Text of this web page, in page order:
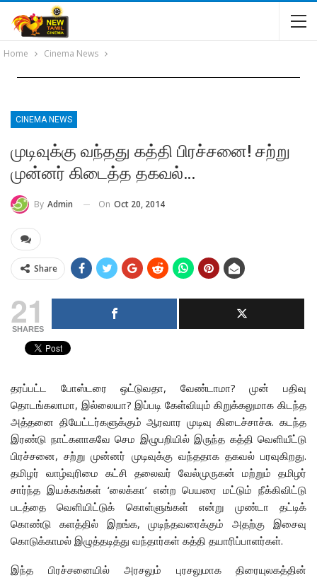
Home Cinema News
CINEMA NEWS
முடிவுக்கு வந்தது கத்தி பிரச்சனை! சற்று
முன்னர் கிடைத்த தகவல்…
By Admin On Oct 20, 2014
Share
21
SHARES
தரப்பட்ட போஸ்டரை ஒட்டுவதா, வேண்டாமா? முன் பதிவு
தொடங்கலாமா, இல்லையா? இப்படி கேள்வியும் கிறுக்கலுமாக கிடந்த
அத்தனை தியேட்டர்களுக்கும் ஆரவார முடிவு கிடைச்சாச்சு. கடந்த
இரண்டு நாட்களாகவே செம இழுபறியில் இருந்த கத்தி வெளியீட்டு
பிரச்சனை, சற்று முன்னர் முடிவுக்கு வந்ததாக தகவல் பரவுகிறது.
தமிழர் வாழ்வுரிமை கட்சி தலைவர் வேல்முருகன் மற்றும் தமிழர்
சார்ந்த இயக்கங்கள் ‘லைக்கா’ என்ற பெயரை மட்டும் நீக்கிவிட்டு
படத்தை வெளியிட்டுக் கொள்ளுங்கள் என்று முண்டா தட்டிக்
கொண்டு களத்தில் இறங்க, முடிந்தவரைக்கும் அதற்கு இசைவு
கொடுக்காமல் இழுத்தடித்து வந்தார்கள் கத்தி தயாரிப்பாளர்கள்.
இந்த பிரச்சனையில் அரசலும் புரசலுமாக திரையுலகத்தின்